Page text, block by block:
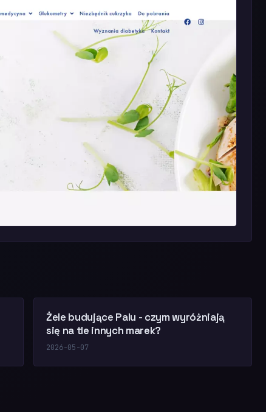
Żele budujące Palu - czym wyróżniają
się na tle innych marek?
2026-05-07